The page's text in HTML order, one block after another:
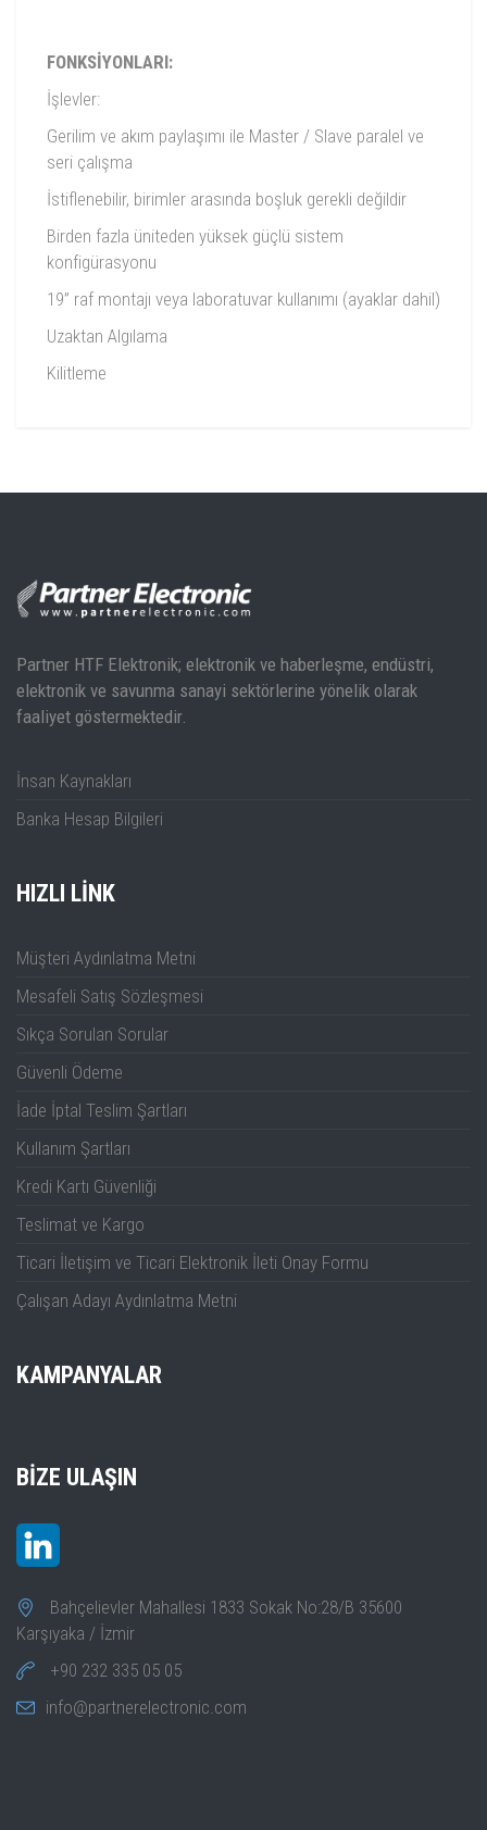
FONKSİYONLARI:
İşlevler:
Gerilim ve akım paylaşımı ile Master / Slave paralel ve
seri çalışma
İstiflenebilir, birimler arasında boşluk gerekli değildir
Birden fazla üniteden yüksek güçlü sistem
konfigürasyonu
19” raf montajı veya laboratuvar kullanımı (ayaklar dahil)
Uzaktan Algılama
Kilitleme
Standartlar:
SM6000 Kullanım Kılavuzu
Partner HTF Elektronik; elektronik ve haberleşme, endüstri,
elektronik ve savunma sanayi sektörlerine yönelik olarak
faaliyet göstermektedir.
İnsan Kaynakları
Banka Hesap Bilgileri
HIZLI LINK
Müşteri Aydınlatma Metni
Mesafeli Satış Sözleşmesi
Sıkça Sorulan Sorular
Güvenli Ödeme
İade İptal Teslim Şartları
Kullanım Şartları
Kredi Kartı Güvenliği
Teslimat ve Kargo
Ticari İletişim ve Ticari Elektronik İleti Onay Formu
Çalışan Adayı Aydınlatma Metni
KAMPANYALAR
BIZE ULAŞIN
Bahçelievler Mahallesi 1833 Sokak No:28/B 35600
Karşıyaka / İzmir
+90 232 335 05 05
info@partnerelectronic.com